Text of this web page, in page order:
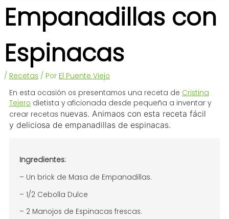
Empanadillas con
Espinacas
/ Recetas / Por El Puente Viejo
En esta ocasión os presentamos una receta de Cristina
Tejero dietista y aficionada desde pequeña a inventar y
crear recetas nuevas. Animaos con esta receta fácil
y deliciosa de empanadillas de espinacas.
Ingredientes:
– Un brick de Masa de Empanadillas.
– 1/2 Cebolla Dulce
– 2 Manojos de Espinacas frescas.